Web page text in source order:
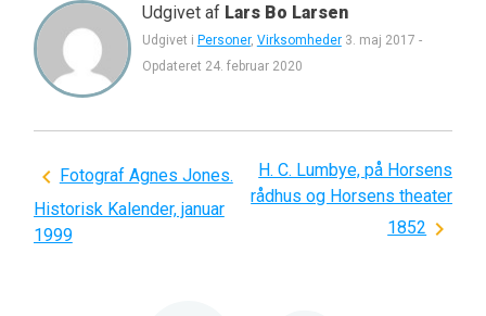
Udgivet af Lars Bo Larsen
Udgivet i Personer, Virksomheder 3. maj 2017 -
Opdateret 24. februar 2020
Indlægsnavigation
Fotograf Agnes Jones.
Historisk Kalender, januar
1999
H. C. Lumbye, på Horsens
rådhus og Horsens theater
1852